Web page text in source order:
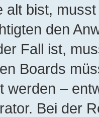
alt bist,
den
Fall ist,
Boards
werden –
Bei der